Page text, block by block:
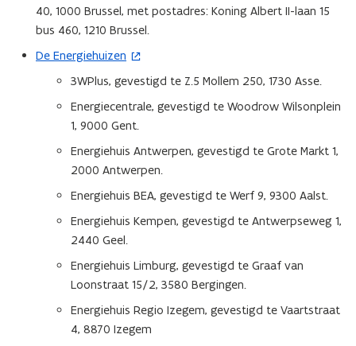
40, 1000 Brussel, met postadres: Koning Albert II-laan 15
bus 460, 1210 Brussel.
De Energiehuizen
(
3WPlus, gevestigd te Z.5 Mollem 250, 1730 Asse.
Energiecentrale, gevestigd te Woodrow Wilsonplein
1, 9000 Gent.
Energiehuis Antwerpen, gevestigd te Grote Markt 1,
2000 Antwerpen.
Energiehuis BEA, gevestigd te Werf 9, 9300 Aalst.
Energiehuis Kempen, gevestigd te Antwerpseweg 1,
2440 Geel.
Energiehuis Limburg, gevestigd te Graaf van
Loonstraat 15/2, 3580 Bergingen.
Energiehuis Regio Izegem, gevestigd te Vaartstraat
4, 8870 Izegem